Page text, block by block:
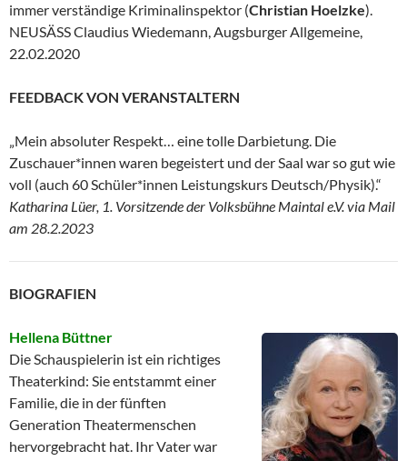
immer verständige Kriminalinspektor (Christian Hoelzke).
NEUSÄSS Claudius Wiedemann, Augsburger Allgemeine,
22.02.2020
FEEDBACK VON VERANSTALTERN
„Mein absoluter Respekt… eine tolle Darbietung. Die
Zuschauer*innen waren begeistert und der Saal war so gut wie
voll (auch 60 Schüler*innen Leistungskurs Deutsch/Physik).“
Katharina Lüer, 1. Vorsitzende der Volksbühne Maintal e.V. via Mail
am 28.2.2023
BIOGRAFIEN
Hellena Büttner
Die Schauspielerin ist ein richtiges
Theaterkind: Sie entstammt einer
Familie, die in der fünften
Generation Theatermenschen
hervorgebracht hat. Ihr Vater war